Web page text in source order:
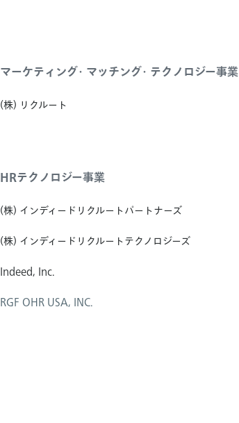
マーケティング・マッチング・テクノロジー事業
(株) リクルート
HRテクノロジー事業
(株) インディードリクルートパートナーズ
(株) インディードリクルートテクノロジーズ
Indeed, Inc.
RGF OHR USA, INC.